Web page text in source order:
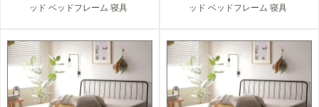
ッド ベッドフレーム 寝具
ッド ベッドフレーム 寝具